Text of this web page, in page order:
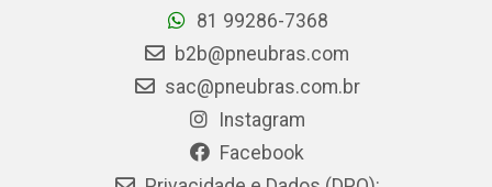
81 99286-7368
b2b@pneubras.com
sac@pneubras.com.br
Instagram
Facebook